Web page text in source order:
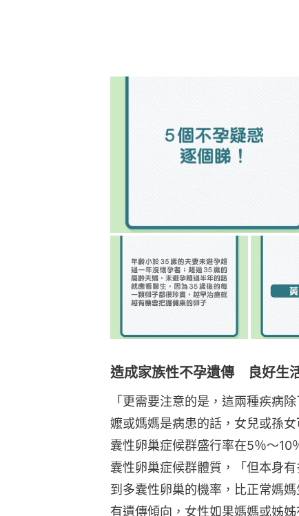
造成家族性不孕遺傳 良好生
「更需要注意的是，這兩種疾病
嬤或媽媽是病患的話，女兒或孫
囊性卵巢症候群盛行率在5％～
囊性卵巢症候群體質，「但本身
到多囊性卵巢的機率，比正常媽
有遺傳傾向，女性如果媽媽或姊